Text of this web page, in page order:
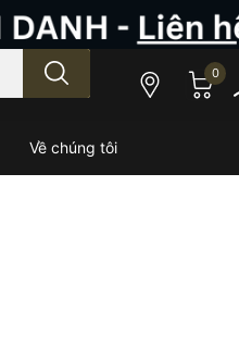
0
Về chúng tôi